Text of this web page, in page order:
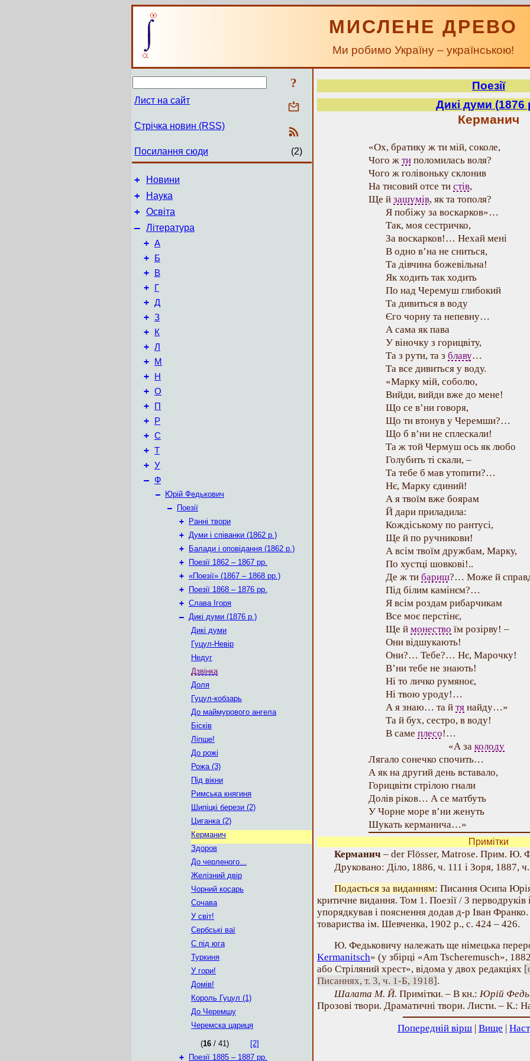
МИСЛЕНЕ ДРЕВО
Ми робимо Україну – українською!
?
Лист на сайт
Стрічка новин (RSS)
Посилання сюди (2)
+ Новини
+ Наука
+ Освіта
– Література
+ А
+ Б
+ В
+ Г
+ Д
+ З
+ К
+ Л
+ М
+ Н
+ О
+ П
+ Р
+ С
+ Т
+ У
– Ф
–
Юрій Федькович
–
Поезії
+
Ранні твори
+ Думи і співанки (1862 р.)
+
Балади і оповідання (1862 р.)
+
Поезії 1862 – 1867 рр.
+ «Поезії» (1867 – 1868 рр.)
+
Поезії 1868 – 1876 рр.
+ Слава Ігоря
– Дикі думи (1876 р.)
Дикі думи
Гуцул-Невір
Недуг
Дзвінка
Доля
Гуцул-кобзарь
До маймурового ангела
Бісків
Ліпше!
До рожі
Рожа (3)
Під вікни
Римська княгиня
Шипіцкі берези (2)
Циганка (2)
Керманич
Здоров
До черленого...
Желізний двір
Чорний косарь
Сочава
У світ!
Сербські ваї
С під юга
Туркиня
У гори!
Домів!
Король Гуцул (1)
До Черемшу
Черемска цариця
(16 / 41)
[2]
+
Поезії 1885 – 1887 рр.
Поезії
Дикі думи (1876
Керманич
«Ох, братику ж ти мій, соколе,
Чого ж ти поломилась воля?
Чого ж голівоньку склонив
На тисовий отсе ти стів,
Ще й зашумів, як та тополя?
Я побіжу за воскарков»…
Так, моя сестричко,
За воскарков!… Нехай мені
В одно в’на не сниться,
Та дівчина божевільна!
Як ходить так ходить
По над Черемуш глибокий
Та дивиться в воду
Єго чорну та непевну…
А сама як пава
У віночку з горицвіту,
Та з рути, та з блаву…
Та все дивиться у воду.
«Марку мій, соболю,
Вийди, вийди вже до мене!
Що се в’ни говоря,
Що ти втонув у Черемши?…
Що б в’ни не сплескали!
Та ж той Чермуш ось як любо
Голубить ті скали, –
Та тебе б мав утопити?…
Нє, Марку єдиний!
А я твоїм вже боярам
Й дари приладила:
Кождіському по рантусі,
Ще й по ручникови!
А всім твоїм дружбам, Марку,
По хустці шовкові!..
Де ж ти бариш?… Може й
Під білим камінєм?…
Я всім роздам рибарчикам
Все моє перстінє,
Ще й монество їм розірву! –
Они відшукають!
Они?… Тебе?… Нє, Марочку!
В’ни тебе не знають!
Ні то личко румяноє,
Ні твою уроду!…
А я знаю… та й тя найду…»
Та й бух, сестро, в воду!
В саме плесо!…
«А заколоду
Лягало сонечко спочить…
А як на другий день вставало,
Горицвіти стрілою гнали
Долів ріков… А се матбуть
У Чорне море в’ни женуть
Шукать керманича…»
Примітки
Керманич – der Flösser, Matrose. Прим. Ю.
Друковано: Діло, 1886, ч. 111 і Зоря, 1887,
Подається за виданням: Писання Осипа
критичне видання. Том 1. Поезії / З перводруків
упорядкував і пояснення додав д-р Іван
товариства ім. Шевченка, 1902 р., с. 424 – 426.
Ю. Федьковичу належать ще німецька
Kermanitsch» (у збірці «Am Tscheremusch»,
або Стріляний хрест», відома у двох редакціях
Писаннях, т. 3, ч. 1-Б, 1918].
Шалата М. Й. Примітки. – В кн.: Юрій
Прозові твори. Драматичні твори. Листи. – К.:
Попередній вірш | Вище |